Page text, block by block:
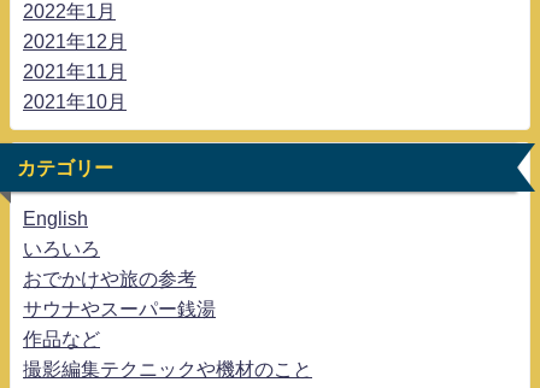
2022年1月
2021年12月
2021年11月
2021年10月
カテゴリー
English
いろいろ
おでかけや旅の参考
サウナやスーパー銭湯
作品など
撮影編集テクニックや機材のこと